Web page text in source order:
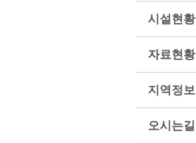
시설현황
자료현황
지역정보
오시는길